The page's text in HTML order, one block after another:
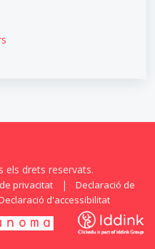
els drets reservats.
privacitat |
Declaració de
d'accessibilitat